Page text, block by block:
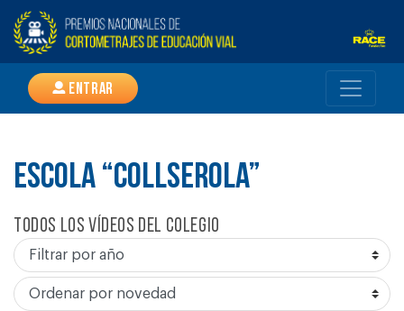
Entrar
ESCOLA “COLLSEROLA”
Todos los vídeos del colegio